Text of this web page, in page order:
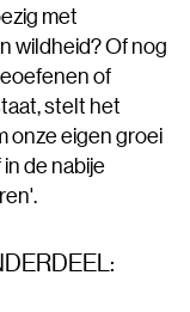
met
wildheid? Of nog
of
stelt het
onze eigen groei
de nabije